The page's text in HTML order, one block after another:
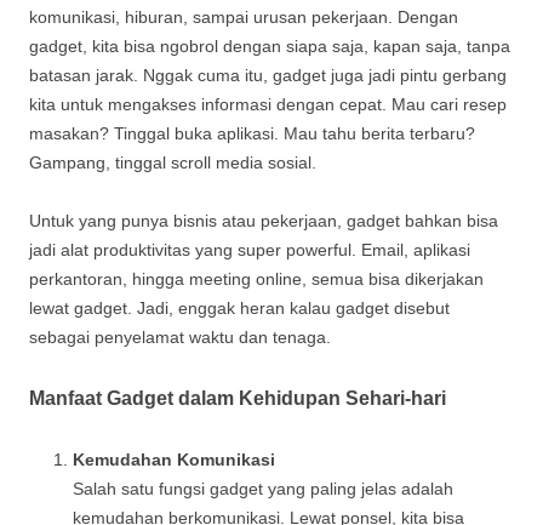
komunikasi, hiburan, sampai urusan pekerjaan. Dengan
gadget, kita bisa ngobrol dengan siapa saja, kapan saja, tanpa
batasan jarak. Nggak cuma itu, gadget juga jadi pintu gerbang
kita untuk mengakses informasi dengan cepat. Mau cari resep
masakan? Tinggal buka aplikasi. Mau tahu berita terbaru?
Gampang, tinggal scroll media sosial.
Untuk yang punya bisnis atau pekerjaan, gadget bahkan bisa
jadi alat produktivitas yang super powerful. Email, aplikasi
perkantoran, hingga meeting online, semua bisa dikerjakan
lewat gadget. Jadi, enggak heran kalau gadget disebut
sebagai penyelamat waktu dan tenaga.
Manfaat Gadget dalam Kehidupan Sehari-hari
Kemudahan Komunikasi
Salah satu fungsi gadget yang paling jelas adalah
kemudahan berkomunikasi. Lewat ponsel, kita bisa